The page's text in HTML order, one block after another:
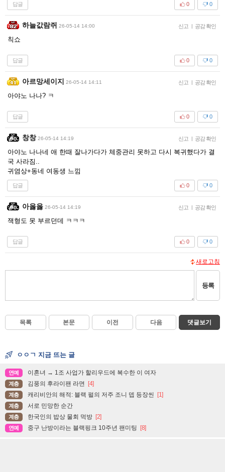
답글 0
0
하늘값람쥐 26-05-14 14:00 신고 | 공감 확인
칙쇼
답글 0
0
아르망세이지 26-05-14 14:11 신고 | 공감 확인
아야노 나나? ㅋ
답글 0
0
창창 26-05-14 14:19 신고 | 공감 확인
아야노 나나네 애 한때 잘나가다가 체중관리 못하고 다시 복귀했다가 결
국 사라짐..
귀염상+동네 여동생 느낌
답글 0
0
아옳옳 26-05-14 14:19 신고 | 공감 확인
잭형도 못 부르던데 ㅋㅋㅋ
답글 0
0
새로고침
등록
목록 본문 이전 다음 댓글보기
ㅇㅇㄱ 지금 뜨는 글
연예 이혼녀 → 1조 사업가 할리우드에 복수한 이 여자
계층 김풍의 후라이팬 라면 [4]
계층 캐리비안의 해적: 블랙 펄의 저주 조니 뎁 등장씬 [1]
계층 서로 민망한 순간
계층 한국인의 밥상 물회 먹방 [2]
연예 중구 난방이라는 블랙핑크 10주년 팬미팅 [8]